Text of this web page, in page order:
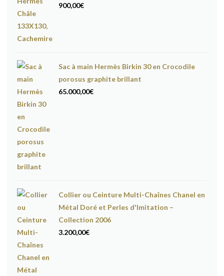
900,00€
Sac à main Hermès Birkin 30 en Crocodile
porosus graphite brillant
65.000,00€
Collier ou Ceinture Multi-Chaînes Chanel en
Métal Doré et Perles d'Imitation –
Collection 2006
3.200,00€